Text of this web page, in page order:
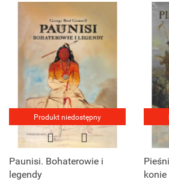
Produkt niedostępny
Paunisi. Bohaterowie i
legendy